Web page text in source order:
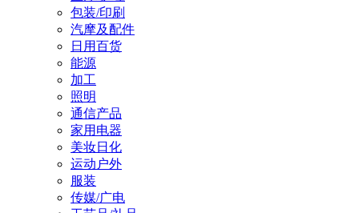
包装/印刷
汽摩及配件
日用百货
能源
加工
照明
通信产品
家用电器
美妆日化
运动户外
服装
传媒/广电